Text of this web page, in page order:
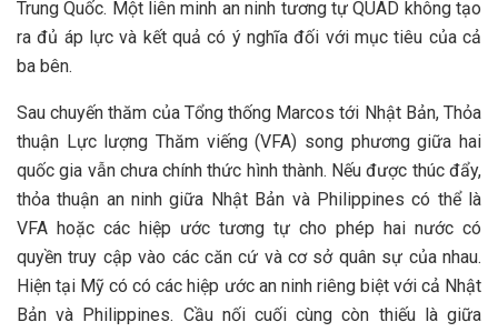
Trung Quốc. Một liên minh an ninh tương tự QUAD không tạo
ra đủ áp lực và kết quả có ý nghĩa đối với mục tiêu của cả
ba bên.
Sau chuyến thăm của Tổng thống Marcos tới Nhật Bản, Thỏa
thuận Lực lượng Thăm viếng (VFA) song phương giữa hai
quốc gia vẫn chưa chính thức hình thành. Nếu được thúc đẩy,
thỏa thuận an ninh giữa Nhật Bản và Philippines có thể là
VFA hoặc các hiệp ước tương tự cho phép hai nước có
quyền truy cập vào các căn cứ và cơ sở quân sự của nhau.
Hiện tại Mỹ có có các hiệp ước an ninh riêng biệt với cả Nhật
Bản và Philippines. Cầu nối cuối cùng còn thiếu là giữa